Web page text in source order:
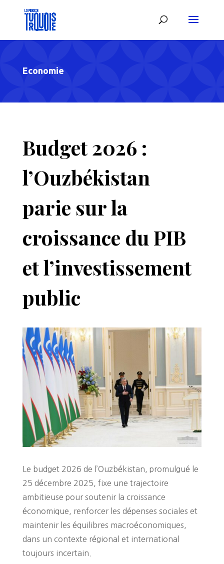
Economie
Budget 2026 :
l’Ouzbékistan
parie sur la
croissance du PIB
et l’investissement
public
Le budget 2026 de l’Ouzbékistan, promulgué le
25 décembre 2025, fixe une trajectoire
ambitieuse pour soutenir la croissance
économique, renforcer les dépenses sociales et
maintenir les équilibres macroéconomiques,
dans un contexte régional et international
toujours incertain.